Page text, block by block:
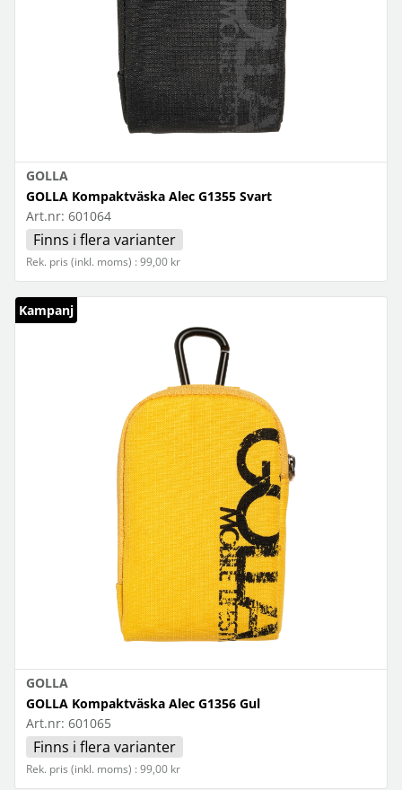
GOLLA
GOLLA Kompaktväska Alec G1355 Svart
Art.nr: 601064
Finns i flera varianter
Rek. pris (inkl. moms) : 99,00 kr
Kampanj
GOLLA
GOLLA Kompaktväska Alec G1356 Gul
Art.nr: 601065
Finns i flera varianter
Rek. pris (inkl. moms) : 99,00 kr